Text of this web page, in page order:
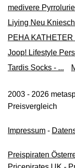
medivere
Liying Neu
PEHA KATHETER
Joop! Lifestyle
Tardis Socks - ...
2003 - 2026
Preisvergleich
Impressum -
Preispiraten